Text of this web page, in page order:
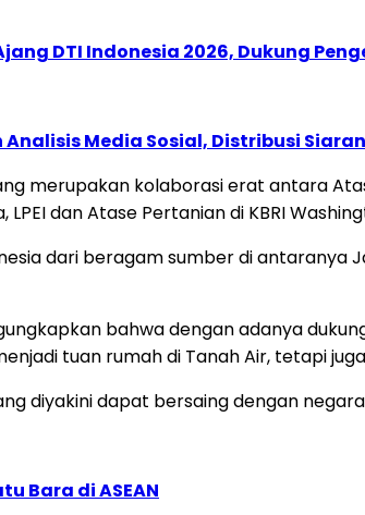
DTI Indonesia 2026, Dukung
Media Sosial, Distribusi Siaran
merupakan kolaborasi erat antara
dan Atase Pertanian di KBRI
dari beragam sumber di antaranya
bahwa dengan adanya
tuan rumah di Tanah Air, tetapi
diyakini dapat bersaing dengan
Bara di ASEAN